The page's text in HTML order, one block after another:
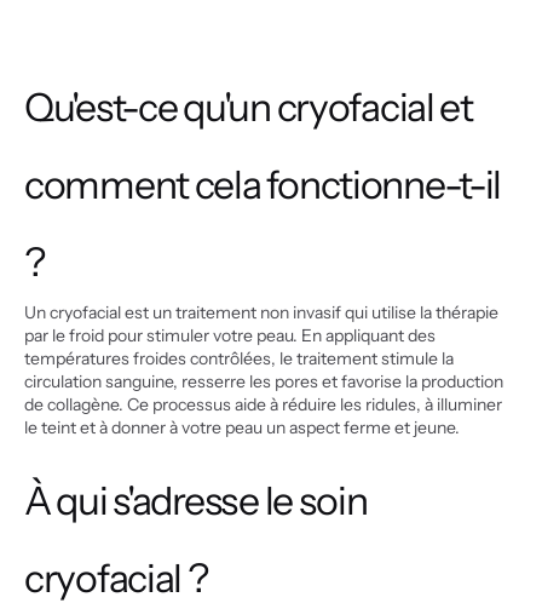
Qu'est-ce qu'un cryofacial et
comment cela fonctionne-t-il
?
Un cryofacial est un traitement non invasif qui utilise la thérapie
par le froid pour stimuler votre peau. En appliquant des
températures froides contrôlées, le traitement stimule la
circulation sanguine, resserre les pores et favorise la production
de collagène. Ce processus aide à réduire les ridules, à illuminer
le teint et à donner à votre peau un aspect ferme et jeune.
À qui s'adresse le soin
cryofacial ?